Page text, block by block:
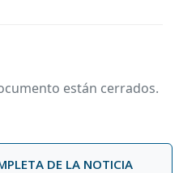
están cerrados.
DE LA NOTICIA